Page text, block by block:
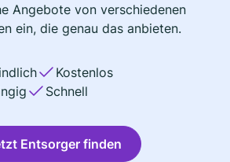
Angebote von verschiedenen
ein, die genau das anbieten.
Kostenlos
Schnell
Entsorger finden